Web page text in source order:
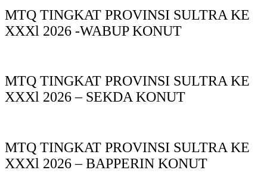
MTQ TINGKAT PROVINSI SULTRA KE
XXXl 2026 -WABUP KONUT
MTQ TINGKAT PROVINSI SULTRA KE
XXXl 2026 – SEKDA KONUT
MTQ TINGKAT PROVINSI SULTRA KE
XXXl 2026 – BAPPERIN KONUT